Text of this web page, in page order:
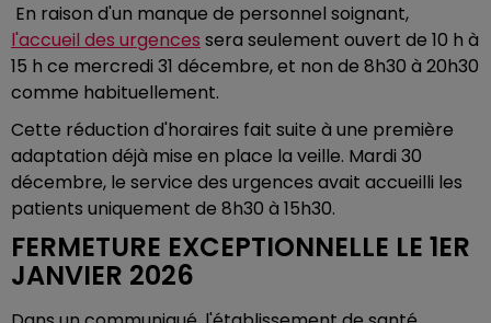
En raison d'un manque de personnel soignant,
l'accueil des urgences sera seulement ouvert de 10 h à
15 h ce mercredi 31 décembre, et non de 8h30 à 20h30
comme habituellement.
Cette réduction d'horaires fait suite à une première
adaptation déjà mise en place la veille. Mardi 30
décembre, le service des urgences avait accueilli les
patients uniquement de 8h30 à 15h30.
FERMETURE EXCEPTIONNELLE LE 1ER
JANVIER 2026